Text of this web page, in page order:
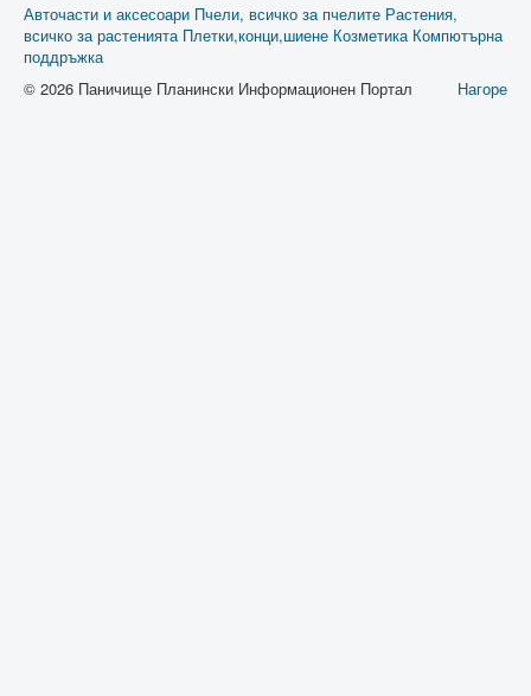
Авточасти и аксесоари Пчели, всичко за пчелите Растения,
всичко за растенията Плетки,конци,шиене Козметика Компютърна
поддръжка
Нагоре
© 2026 Паничище Планински Информационен Портал